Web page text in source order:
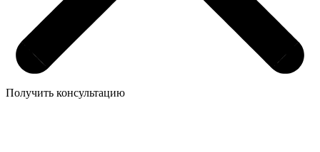
Получить консультацию